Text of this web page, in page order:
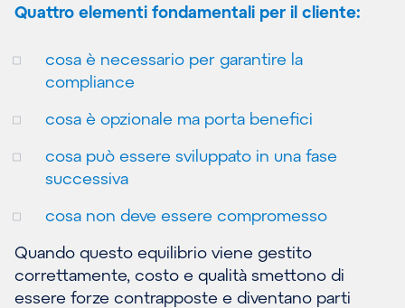
Quattro elementi fondamentali per il cliente:
cosa è necessario per garantire la
compliance
cosa è opzionale ma porta benefici
cosa può essere sviluppato in una fase
successiva
cosa non deve essere compromesso
Quando questo equilibrio viene gestito
correttamente, costo e qualità smettono di
essere forze contrapposte e diventano parti